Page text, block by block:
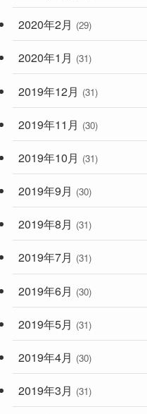
2020年2月 (29)
2020年1月 (31)
2019年12月 (31)
2019年11月 (30)
2019年10月 (31)
2019年9月 (30)
2019年8月 (31)
2019年7月 (31)
2019年6月 (30)
2019年5月 (31)
2019年4月 (30)
2019年3月 (31)